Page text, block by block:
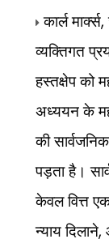
कार्ल मार्क्स,
व्यक्तिगत
हस्तक्षेप को
अध्ययन के
की
पड़ता है।
केवल वित्त
न्याय दिलाने,